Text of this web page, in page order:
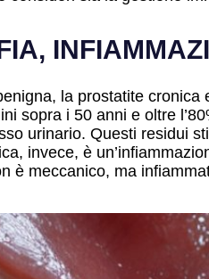
la prostatite
sopra i 50 anni e oltre
urinario. Questi residui
invece, è
è meccanico, ma